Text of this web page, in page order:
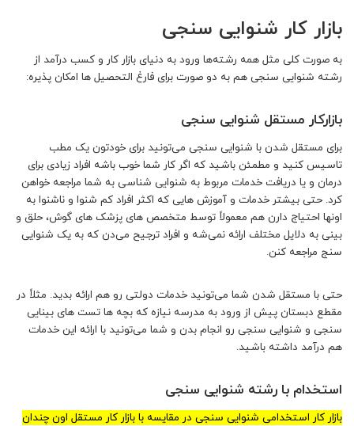
بازار کار شنوایی سنجی
به صورت کلی مثل همه رشته‌ها ورود به دنیای بازار کار و کسب درآمد از
رشته شنوایی سنجی هم به دو صورت برای فارغ التحصیل ها امکان پذیره:
بازارکار مستقل شنوایی سنجی
برای مستقل شدن با شنوایی سنجی می‌تونید برای خودتون یک مطب
تاسیس کنید و مطمئن باشید که اگر کار شما خوب باشه افراد زیادی برای
درمان و یا دریافت خدمات مربوط به شنوایی شناسی به شما مراجعه خواهن
کرد. حتی بیشتر خدمات و آموزش هایی که اکثر افراد کم شنوا و ناشنوا به
اونها احتیاج دارن هم معمولاً توسط متخصص های پزشک های گوش، حلق و
بینی به دلایل مختلف ارائه نمی‌شه و افراد ترجیح می‌دن که به یک شنوایی
سنج مراجعه کنن.
حتی با مستقل شدن شما می‌تونید خدمات دولتی رو هم ارائه بدید. مثلاً در
مقطع دبستان پیش از ورود به مدرسه نیازه که بچه ها تست های بینایی
سنجی و شنوایی سنجی رو انجام بدن و شما می‌تونید با ارائه این خدمات
هم درآمد داشته باشید.
استخدام با رشته شنوایی سنجی
بازار کار استخدامی شنوایی سنجی در مقایسه با بازار کار مستقل اون چندان